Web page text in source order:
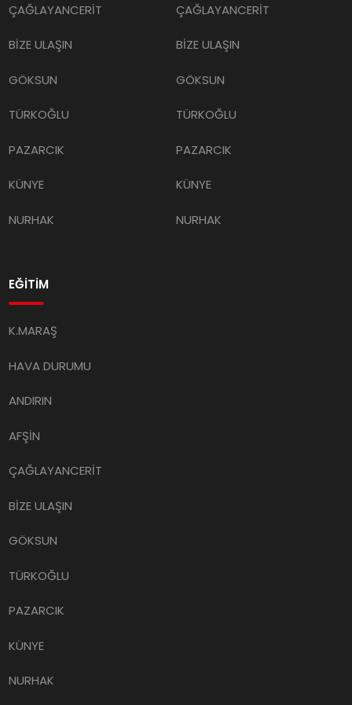
ÇAĞLAYANCERİT
BİZE ULAŞIN
GÖKSUN
TÜRKOĞLU
PAZARCIK
KÜNYE
NURHAK
ÇAĞLAYANCERİT
BİZE ULAŞIN
GÖKSUN
TÜRKOĞLU
PAZARCIK
KÜNYE
NURHAK
EĞİTİM
K.MARAŞ
HAVA DURUMU
ANDIRIN
AFŞİN
ÇAĞLAYANCERİT
BİZE ULAŞIN
GÖKSUN
TÜRKOĞLU
PAZARCIK
KÜNYE
NURHAK